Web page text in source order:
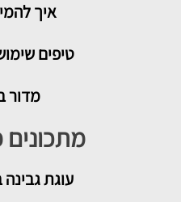
איך
טיפים
מדור
מתכונים
עוגת גבינה